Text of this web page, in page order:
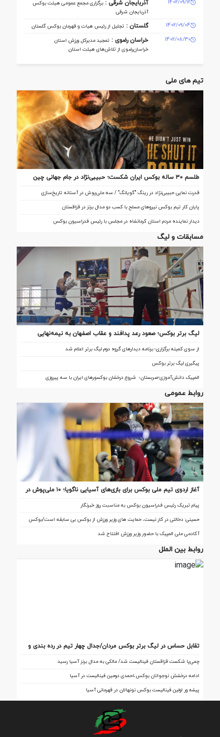
1402/09/12
آذربایجان شرقی : برگزاری مجمع عمومی هیئت بوکس
آذربایجان شرقی
1402/09/04
گلستان : تجلیل از رئیس هیات و قهرمان بوکس گلستان
1402/08/30
خراسان رضوی : تمجید مدیرکل ورزش استان
خراسان‌رضوی از تلاش‌های هیئت استان
تیم های ملی
طلسم ۳۰ ساله بوکس ایران شکست؛ حبیبی‌نژاد در جام جهانی چین
قدرت نمایی حبیبی‌نژاد در رینگ "گویانگ" / سه ملی‌پوش در آستانه تاریخ‌سازی
پایان کار تیم بوکس نیروهای مسلح با کسب دو مدال برنز در قزاقستان
دیدار نماینده مردم استان کرمانشاه در مجلس با رئیس فدراسیون بوکس
مسابقات و لیگ
لیگ برتر بوکس؛ صعود رعد پدافند و عقاب اصفهان به نیمه‌نهایی
از سوی کمیته برگزاری؛ برنامه دیدارهای گروه دوم لیگ برتر اعلام شد
پیگیری لیگ برتر بوکس
المپیک دانش‌آموزی-صربستان؛ شروع درخشان بوکسورهای ایران با سه پیروزی
روابط عمومی
آغاز اردوی تیم ملی بوکس برای بازی‌های آسیایی ناگویا؛ ۱۰ ملی‌پوش در
پیام تبریک رئیس فدراسیون بوکس به مناسبت روز خبرنگار
حسینی: دخالتی در کار نیست، حمایت های وزیر ورزش از بوکس بی سابقه است/بوکس
بعد از ۸۵ سال با حمایت دنیا مالی صاحب خانه می شود
آکادمی ملی المپیک با حضور وزیر ورزش افتتاح شد
روابط بین الملل
تقابل‌ حساس در لیگ برتر بوکس مردان/جدال چهار تیم در رده بندی و
چمی‌پا شکست قزاقستان فینالیست شد/ مالکی به مدال برنز آسیا رسید
ادامه درخشش نوجوانان بوکس،احمدی دومین فینالیست در آسیا
پیشه ور اولین فینالیست بوکس نونهالان در قهرمانی آسیا